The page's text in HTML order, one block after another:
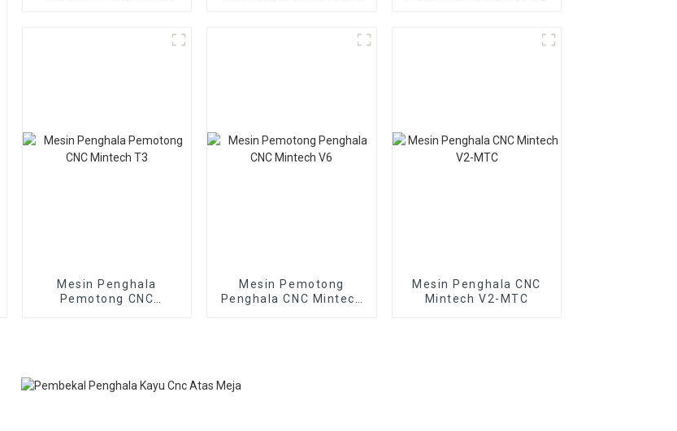
Mesin Penghala
Pemotong CNC
Mesin Pemotong
Penghala CNC Mintech
Mesin Penghala CNC
Mintech V2-MTC